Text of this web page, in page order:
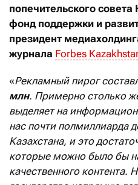
попечительского
фонд поддержки и
президент
журнала Forbes
«Рекламный пирог
млн. Примерно столько
выделяет на
нас почти полмиллиарда
Казахстана, и это
которые можно было бы
качественного контента.